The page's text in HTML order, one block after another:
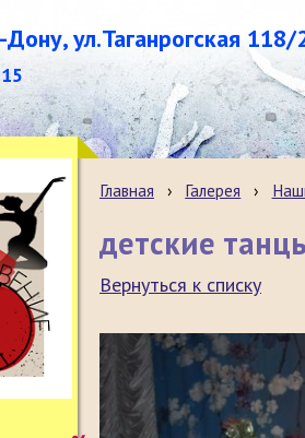
Дону, ул.Таганрогская 118/
Главная › Галерея ›
детские
Вернуться к списку